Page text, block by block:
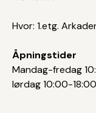
Hvor: 1.etg.
Åpningstider
Mandag-fredag
lørdag 10:00-18:00